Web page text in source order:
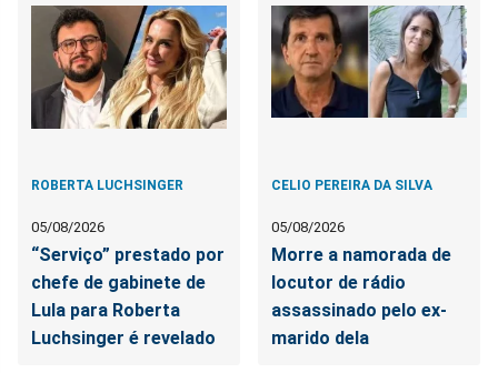
ROBERTA LUCHSINGER
05/08/2026
“Serviço” prestado por
chefe de gabinete de
Lula para Roberta
Luchsinger é revelado
CELIO PEREIRA DA SILVA
05/08/2026
Morre a namorada de
locutor de rádio
assassinado pelo ex-
marido dela